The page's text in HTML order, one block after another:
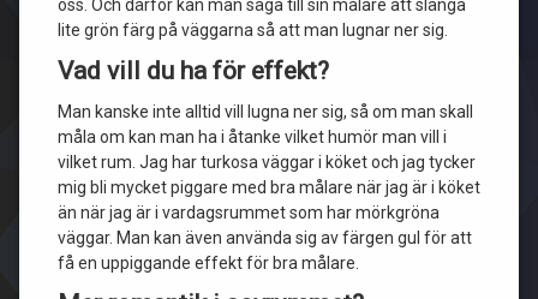
oss. Och därför kan man säga till sin målare att slänga
lite grön färg på väggarna så att man lugnar ner sig.
Vad vill du ha för effekt?
Man kanske inte alltid vill lugna ner sig, så om man skall
måla om kan man ha i åtanke vilket humör man vill i
vilket rum. Jag har turkosa väggar i köket och jag tycker
mig bli mycket piggare med bra målare när jag är i köket
än när jag är i vardagsrummet som har mörkgröna
väggar. Man kan även använda sig av färgen gul för att
få en uppiggande effekt för bra målare.